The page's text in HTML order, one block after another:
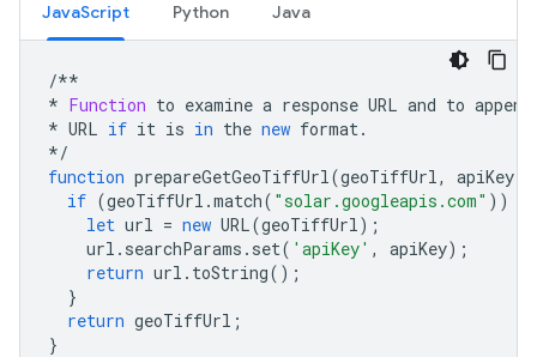
JavaScript Python Java
/**
* Function to examine a response URL and to append
* URL if it is in the new format.
*/
function prepareGetGeoTiffUrl(geoTiffUrl, apiKey
if (geoTiffUrl .match( "solar.googleapis.com" ))
let url = new URL(geoTiffUrl);
url . searchParams . set( 'apiKey' , apiKey);
return url . toString();
}
return geoTiffUrl ;
}